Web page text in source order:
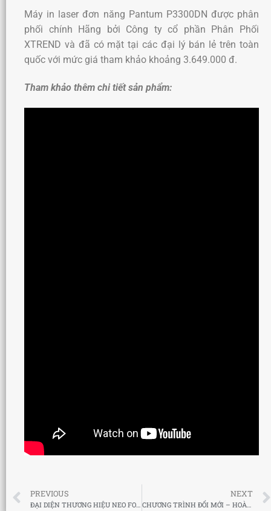
Máy in laser đơn năng Pantum P3300DN được phân
phối chính Hãng bởi Công ty cổ phần Phân Phối
XTREND và đã có mặt tại các đại lý bán lẻ trên toàn
quốc với mức giá tham khảo khoảng 3.649.000 đ.
Tham khảo thêm chi tiết sản phẩm:
PREVIOUS
ĐẠI DIỆN THƯƠNG HIỆU NEO FORZA ỦY QUYỀN CÔNG TY CỔ PHẦN PHÂN PHỐI XTREND LÀ NHÀ PHÂN PHỐI MỚI TẠI VIỆT NAM
NEXT
CHƯƠNG TRÌNH ĐỔI MỚI – HOÀN TIỀN SẢN PHẨM RAM NEO FORZA